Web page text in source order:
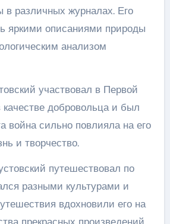
в различных журналах. Его
яркими описаниями природы
анализом
участвовал в Первой
добровольца и был
война сильно повлияла на его
и творчество.
путешествовал по
разными культурами и
вдохновили его на